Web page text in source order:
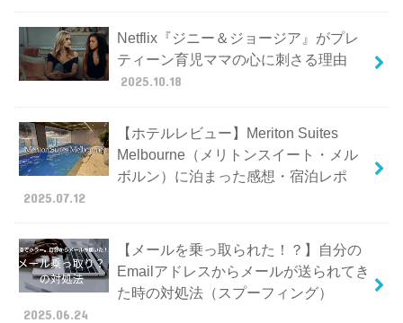
Netflix『ジニー＆ジョージア』がプレ
ティーン育児ママの心に刺さる理由
2025.10.18
【ホテルレビュー】Meriton Suites
Melbourne（メリトンスイート・メル
ボルン）に泊まった感想・宿泊レポ
2025.07.12
【メールを乗っ取られた！？】自分の
Emailアドレスからメールが送られてき
た時の対処法（スプーフィング）
2025.06.24